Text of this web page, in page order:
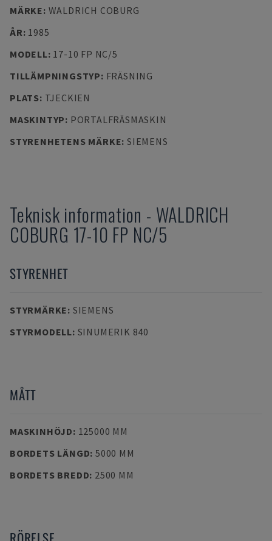
MÄRKE: WALDRICH COBURG
ÅR: 1985
MODELL: 17-10 FP NC/5
TILLÄMPNINGSTYP: FRÄSNING
PLATS: TJECKIEN
MASKINTYP: PORTALFRÄSMASKIN
STYRENHETENS MÄRKE: SIEMENS
Teknisk information - WALDRICH
COBURG 17-10 FP NC/5
STYRENHET
STYRMÄRKE: SIEMENS
STYRMODELL: SINUMERIK 840
MÅTT
MASKINHÖJD: 125000 MM
BORDETS LÄNGD: 5000 MM
BORDETS BREDD: 2500 MM